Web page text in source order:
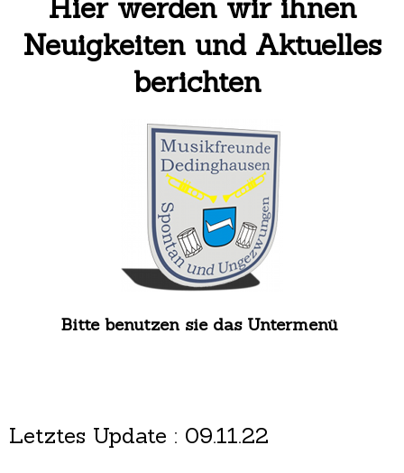
Hier werden wir ihnen
Neuigkeiten und Aktuelles
berichten
Bitte benutzen sie das Untermenü
Letztes Update : 09.11.22